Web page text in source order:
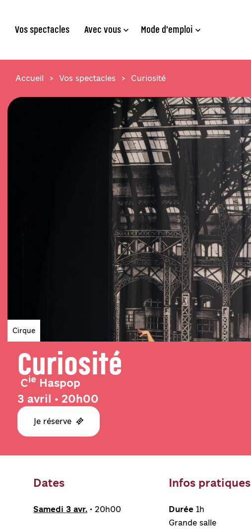
Vos spectacles Avec vous Mode d’emploi
Accueil Vos spectacles Curiosité
Genres
Cirque
Curiosité
Cie Haspop
3 avril • 20h00
Je réserve
Dates
Samedi 3 avr. • 20h00
Infos pratiques
Durée1h
Grande salle